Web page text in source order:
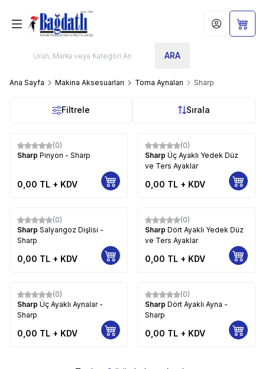
ARA
Hesabım
Ana Sayfa Makina Aksesuarları Torna Aynaları Sharp
Filtrele Sırala
(0)
Sharp Pinyon - Sharp
0,00 TL + KDV
(0)
Sharp Üç Ayaklı Yedek Düz
ve Ters Ayaklar
0,00 TL + KDV
(0)
Sharp Salyangoz Dişlisi -
Sharp
0,00 TL + KDV
(0)
Sharp Dört Ayaklı Yedek Düz
ve Ters Ayaklar
0,00 TL + KDV
(0)
Sharp Üç Ayaklı Aynalar -
Sharp
0,00 TL + KDV
(0)
Sharp Dört Ayaklı Ayna -
Sharp
0,00 TL + KDV